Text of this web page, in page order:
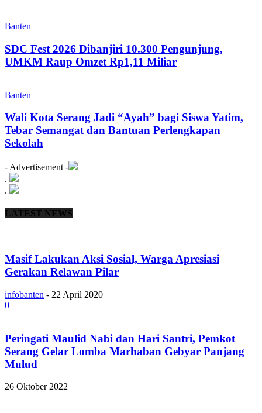
Banten
SDC Fest 2026 Dibanjiri 10.300 Pengunjung,
UMKM Raup Omzet Rp1,11 Miliar
Banten
Wali Kota Serang Jadi “Ayah” bagi Siswa Yatim,
Tebar Semangat dan Bantuan Perlengkapan
Sekolah
- Advertisement -
.
.
LATEST NEWS
Masif Lakukan Aksi Sosial, Warga Apresiasi
Gerakan Relawan Pilar
infobanten - 22 April 2020
0
Peringati Maulid Nabi dan Hari Santri, Pemkot
Serang Gelar Lomba Marhaban Gebyar Panjang
Mulud
26 Oktober 2022